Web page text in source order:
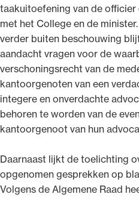
taakuitoefening van de officier
met het College en de
verder buiten beschouwing
aandacht vragen voor de
verschoningsrecht van de
kantoorgenoten van een
integere en onverdachte
behoren te worden van de
kantoorgenoot van hun
Daarnaast lijkt de toelichting
opgenomen gesprekken op
Volgens de Algemene Raad